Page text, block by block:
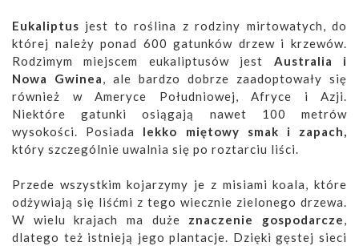
Eukaliptus jest to roślina z rodziny mirtowatych, do
której należy ponad 600 gatunków drzew i krzewów.
Rodzimym miejscem eukaliptusów jest Australia i
Nowa Gwinea, ale bardzo dobrze zaadoptowały się
również w Ameryce Południowej, Afryce i Azji.
Niektóre gatunki osiągają nawet 100 metrów
wysokości. Posiada
lekko miętowy smak i zapach,
który szczególnie uwalnia się po roztarciu liści.
Przede wszystkim kojarzymy je z misiami koala, które
odżywiają się liśćmi z tego wiecznie zielonego drzewa.
W wielu krajach ma duże znaczenie gospodarcze,
dlatego też istnieją jego plantacje. Dzięki gęstej sieci